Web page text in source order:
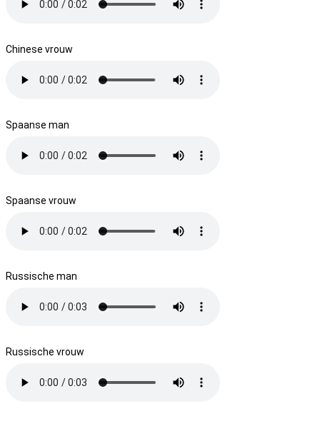
Chinese vrouw
Spaanse man
Spaanse vrouw
Russische man
Russische vrouw